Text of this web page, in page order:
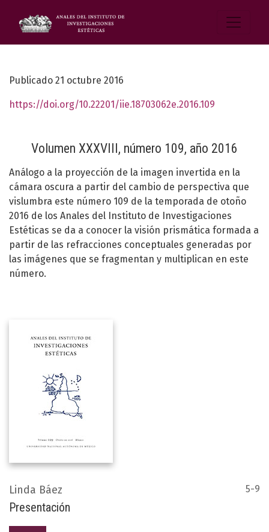
Publicado 21 octubre 2016
https://doi.org/10.22201/iie.18703062e.2016.109
Volumen XXXVIII, número 109, año 2016
Análogo a la proyección de la imagen invertida en la
cámara oscura a partir del cambio de perspectiva que
vislumbra este número 109 de la temporada de otoño
2016 de los Anales del Instituto de Investigaciones
Estéticas se da a conocer la visión prismática formada a
partir de las refracciones conceptuales generadas por
las imágenes que se fragmentan y multiplican en este
número.
Linda Báez 5-9
Presentación